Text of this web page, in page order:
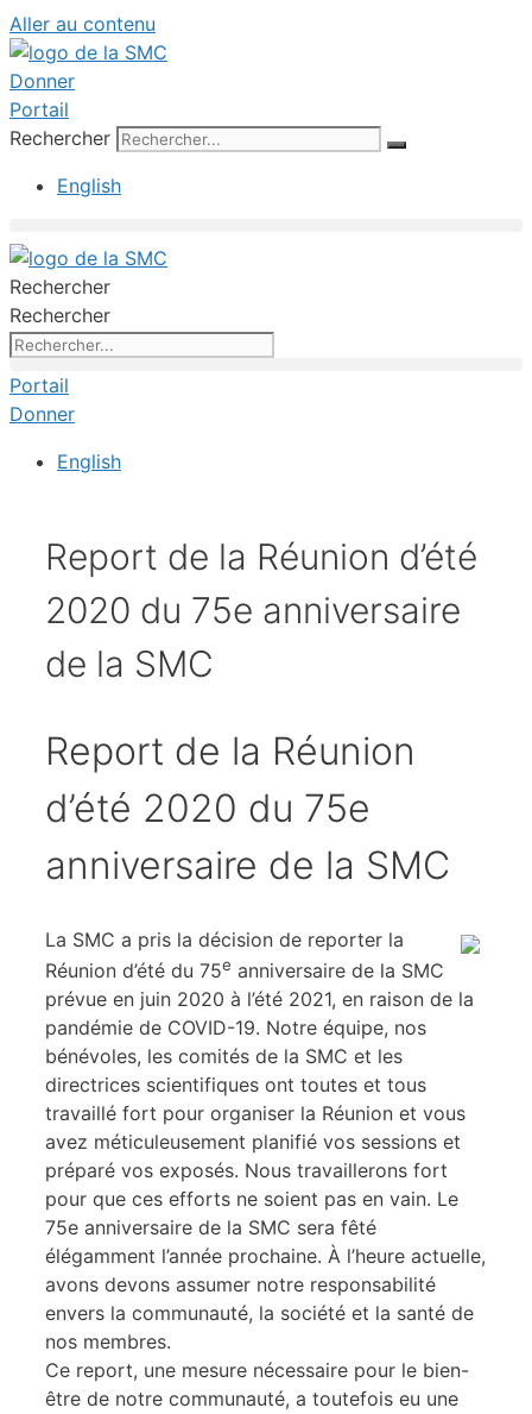
Aller au contenu
Donner
Portail
Rechercher
English
Rechercher
Rechercher
Portail
Donner
English
Report de la Réunion d’été
2020 du 75e anniversaire
de la SMC
Report de la Réunion
d’été 2020 du 75e
anniversaire de la SMC
La SMC a pris la décision de reporter la
Réunion d’été du 75e anniversaire de la SMC
prévue en juin 2020 à l’été 2021, en raison de la
pandémie de COVID-19. Notre équipe, nos
bénévoles, les comités de la SMC et les
directrices scientifiques ont toutes et tous
travaillé fort pour organiser la Réunion et vous
avez méticuleusement planifié vos sessions et
préparé vos exposés. Nous travaillerons fort
pour que ces efforts ne soient pas en vain. Le
75e anniversaire de la SMC sera fêté
élégamment l’année prochaine. À l’heure actuelle,
avons devons assumer notre responsabilité
envers la communauté, la société et la santé de
nos membres.
Ce report, une mesure nécessaire pour le bien-
être de notre communauté, a toutefois eu une